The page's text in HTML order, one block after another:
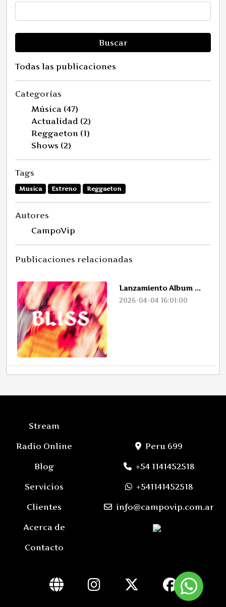
Buscar
Todas las publicaciones
Categorías
Música (47)
Actualidad (2)
Reggaeton (1)
Shows (2)
Tags
Musica Estreno Reggaeton
Autores
CampoVip
Publicaciones relacionadas
Lanzamiento Album ...
2026-04-04 16:01:00
Stream
Radio Online
Blog
Servicios
Clientes
Acerca de
Contacto
Peru 699
+54 1141452518
+541141452518
info@campovip.com.ar